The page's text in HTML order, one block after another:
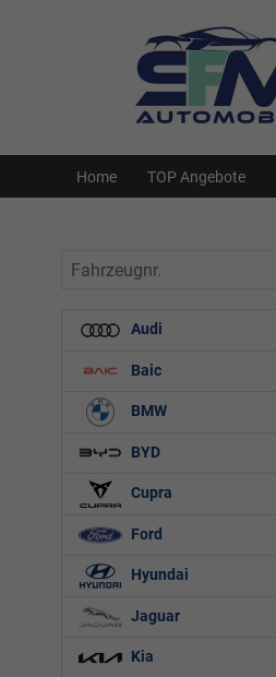
Home TOP Angebote
Fahrzeugnr.
Audi
Baic
BMW
BYD
Cupra
Ford
Hyundai
Jaguar
Kia